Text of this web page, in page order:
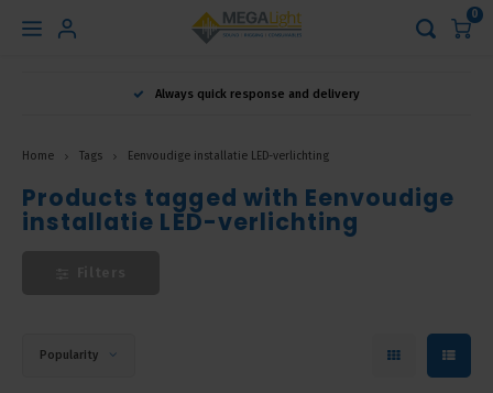
Hoofdmenu
0
Always quick response and delivery
Home Tags Eenvoudige installatie LED-verlichting
Products tagged with Eenvoudige
installatie LED-verlichting
Popularity